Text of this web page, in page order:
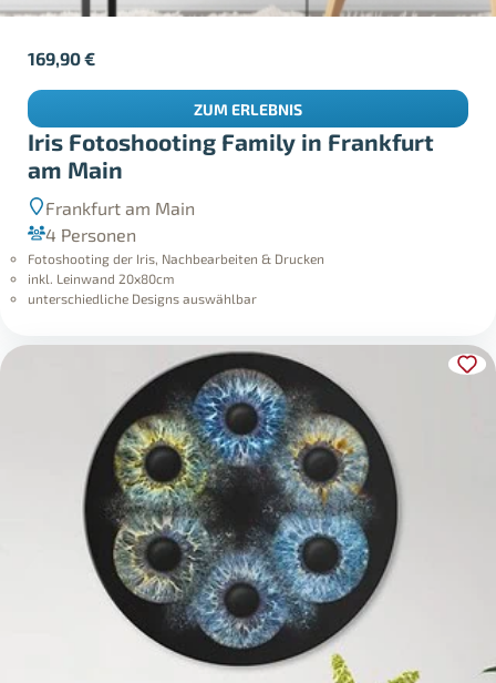
Iris Fotoshooting Family in Frankfurt
am Main
Frankfurt am Main
4 Personen
Fotoshooting der Iris, Nachbearbeiten & Drucken
inkl. Leinwand 20x80cm
unterschiedliche Designs auswählbar
169,90€
ZUM ERLEBNIS